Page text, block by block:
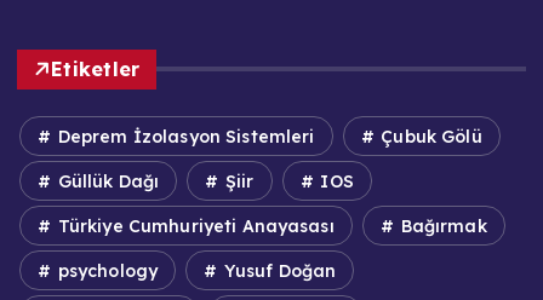
Etiketler
Deprem İzolasyon Sistemleri Çubuk Gölü
Güllük Dağı Şiir IOS
Türkiye Cumhuriyeti Anayasası Bağırmak
psychology Yusuf Doğan